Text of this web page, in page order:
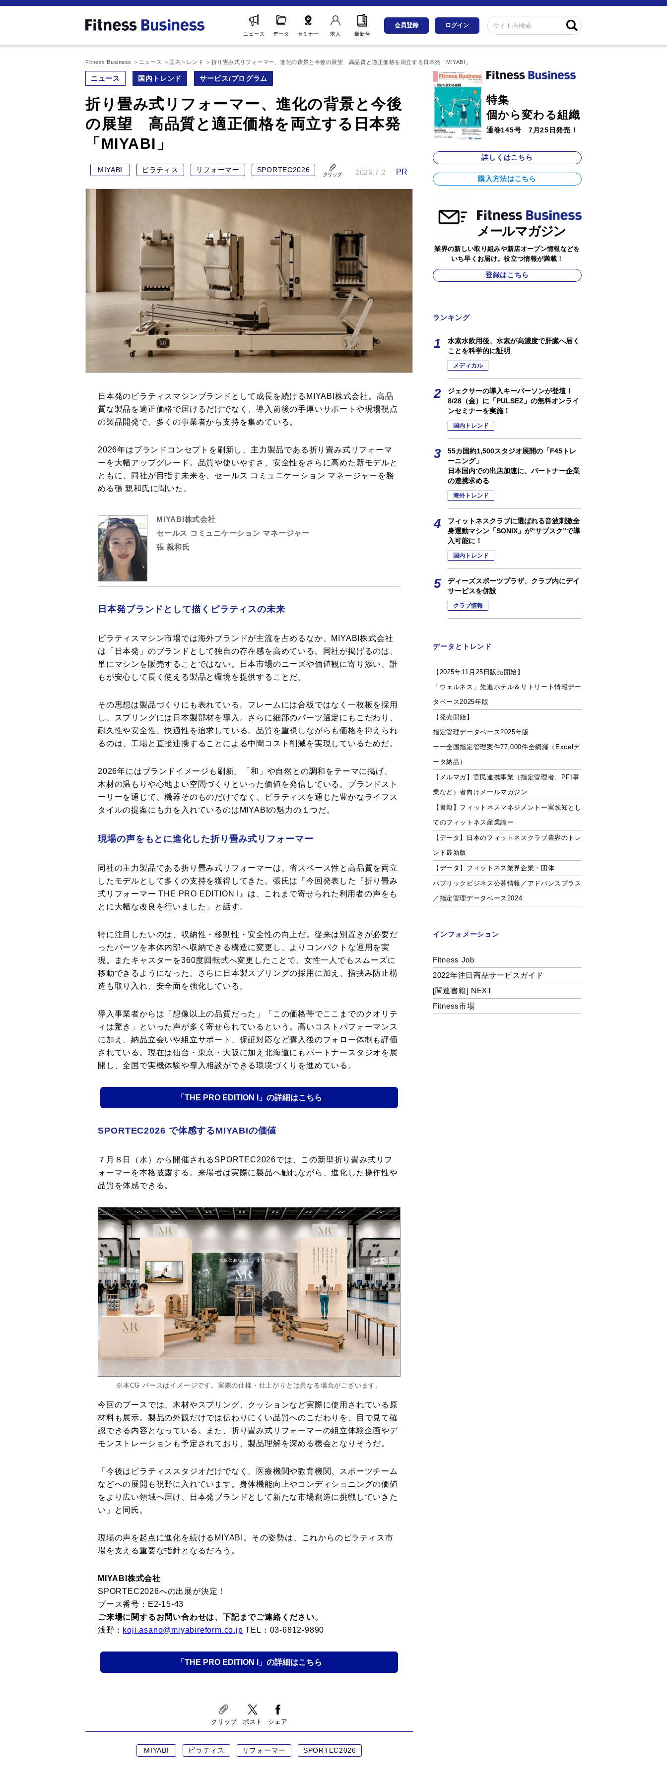
ニュース データ セミナー 求人 最新号
会員登録 ログイン
Fitness Business ニュース 国内トレンド 折り畳み式リフォーマー、進化の背景と今後の展望 高品質と適正価格を両立する日本発「MIYABI」
ニュース 国内トレンド サービス/プログラム
折り畳み式リフォーマー、進化の背景と今後
の展望 高品質と適正価格を両立する日本発
「MIYABI」
MIYABI ピラティス リフォーマー SPORTEC2026
クリップ 2026.7.2 PR
日本発のピラティスマシンブランドとして成長を続けるMIYABI株式会社。高品
質な製品を適正価格で届けるだけでなく、導入前後の手厚いサポートや現場視点
の製品開発で、多くの事業者から支持を集めている。
2026年はブランドコンセプトを刷新し、主力製品である折り畳み式リフォーマ
ーを大幅アップグレード。品質や使いやすさ、安全性をさらに高めた新モデルと
ともに、同社が目指す未来を、セールス コミュニケーション マネージャーを務
める張 親和氏に聞いた。
MIYABI株式会社
セールス コミュニケーション マネージャー
張 親和氏
日本発ブランドとして描くピラティスの未来
ピラティスマシン市場では海外ブランドが主流を占めるなか、MIYABI株式会社
は「日本発」のブランドとして独自の存在感を高めている。同社が掲げるのは、
単にマシンを販売することではない。日本市場のニーズや価値観に寄り添い、誰
もが安心して長く使える製品と環境を提供することだ。
その思想は製品づくりにも表れている。フレームには合板ではなく一枚板を採用
し、スプリングには日本製部材を導入。さらに細部のパーツ選定にもこだわり、
耐久性や安全性、快適性を追求している。品質を重視しながらも価格を抑えられ
るのは、工場と直接連携することによる中間コスト削減を実現しているためだ。
2026年にはブランドイメージも刷新。「和」や自然との調和をテーマに掲げ、
木材の温もりや心地よい空間づくりといった価値を発信している。ブランドスト
ーリーを通じて、機器そのものだけでなく、ピラティスを通じた豊かなライフス
タイルの提案にも力を入れているのはMIYABIの魅力の１つだ。
現場の声をもとに進化した折り畳み式リフォーマー
同社の主力製品である折り畳み式リフォーマーは、省スペース性と高品質を両立
したモデルとして多くの支持を獲得してきた。張氏は「今回発表した『折り畳み
式リフォーマー THE PRO EDITION I』は、これまで寄せられた利用者の声をも
とに大幅な改良を行いました」と話す。
特に注目したいのは、収納性・移動性・安全性の向上だ。従来は別置きが必要だ
ったパーツを本体内部へ収納できる構造に変更し、よりコンパクトな運用を実
現。またキャスターを360度回転式へ変更したことで、女性一人でもスムーズに
移動できるようになった。さらに日本製スプリングの採用に加え、指挟み防止構
造も取り入れ、安全面を強化している。
導入事業者からは「想像以上の品質だった」「この価格帯でここまでのクオリテ
ィは驚き」といった声が多く寄せられているという。高いコストパフォーマンス
に加え、納品立会いや組立サポート、保証対応など購入後のフォロー体制も評価
されている。現在は仙台・東京・大阪に加え北海道にもパートナースタジオを展
開し、全国で実機体験や導入相談ができる環境づくりを進めている。
「THE PRO EDITION I」の詳細はこちら
SPORTEC2026 で体感するMIYABIの価値
７月８日（水）から開催されるSPORTEC2026では、この新型折り畳み式リフ
ォーマーを本格披露する。来場者は実際に製品へ触れながら、進化した操作性や
品質を体感できる。
※本CG パースはイメージです。実際の仕様・仕上がりとは異なる場合がございます。
今回のブースでは、木材やスプリング、クッションなど実際に使用されている原
材料も展示。製品の外観だけでは伝わりにくい品質へのこだわりを、目で見て確
認できる内容となっている。また、折り畳み式リフォーマーの組立体験企画やデ
モンストレーションも予定されており、製品理解を深める機会となりそうだ。
「今後はピラティススタジオだけでなく、医療機関や教育機関、スポーツチーム
などへの展開も視野に入れています。身体機能向上やコンディショニングの価値
をより広い領域へ届け、日本発ブランドとして新たな市場創造に挑戦していきた
い」と同氏。
現場の声を起点に進化を続けるMIYABI。その姿勢は、これからのピラティス市
場を支える重要な指針となるだろう。
MIYABI株式会社
SPORTEC2026への出展が決定！
ブース番号：E2-15-43
ご来場に関するお問い合わせは、下記までご連絡ください。
浅野： koji.asano@miyabireform.co.jp TEL：03-6812-9890
「THE PRO EDITION I」の詳細はこちら
クリップ ポスト シェア
MIYABI ピラティス リフォーマー SPORTEC2026
特集
個から変わる組織
通巻145号 7月25日発売！
詳しくはこちら
購入方法はこちら
メールマガジン
業界の新しい取り組みや新店オープン情報などを
いち早くお届け。役立つ情報が満載！
登録はこちら
ランキング
水素水飲用後、水素が高濃度で肝臓へ届く
ことを科学的に証明
メディカル
ジェクサーの導入キーパーソンが登壇！
8/28（金）に「PULSEZ」の無料オンライ
ンセミナーを実施！
国内トレンド
55カ国約1,500スタジオ展開の「F45トレ
ーニング」
日本国内での出店加速に、パートナー企業
の連携求める
海外トレンド
フィットネスクラブに選ばれる音波刺激全
身運動マシン「SONIX」が“サブスク”で導
入可能に！
国内トレンド
ディーズスポーツプラザ、クラブ内にデイ
サービスを併設
クラブ情報
データとトレンド
【2025年11月25日販売開始】
「ウェルネス」先進ホテル＆リトリート情報デー
タベース2025年版
【発売開始】
指定管理データベース2025年版
ーー全国指定管理案件77,000件全網羅（Excelデ
ータ納品）
【メルマガ】官民連携事業（指定管理者、PFI事
業など）者向けメールマガジン
【書籍】フィットネスマネジメントー実践知とし
てのフィットネス産業論ー
【データ】日本のフィットネスクラブ業界のトレ
ンド最新版
【データ】フィットネス業界企業・団体
パブリックビジネス公募情報／アドバンスプラス
／指定管理データベース2024
インフォメーション
Fitness Job
2022年注目商品サービスガイド
[関連書籍] NEXT
Fitness市場